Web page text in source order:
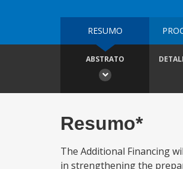
RESUMO
ABSTRATO
Resumo*
The Additional Financing
in strengthening the